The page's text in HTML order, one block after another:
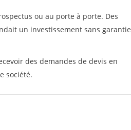
ou au porte à porte. Des
un investissement sans garantie
des demandes de devis en
société.